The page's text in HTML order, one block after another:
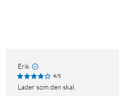
Erik
4/5
Lader som den skal.